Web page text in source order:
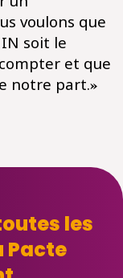
voulons que
soit le
et que
notre part.»
les
Pacte